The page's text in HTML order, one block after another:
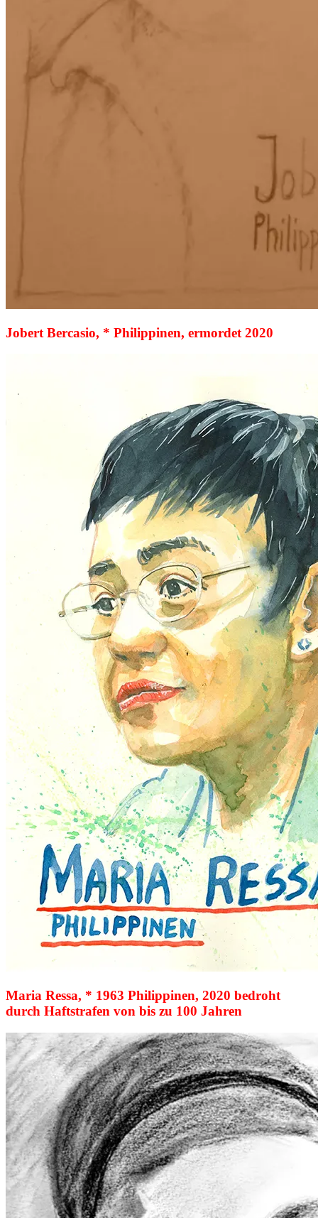
Jobert Bercasio, * Philippinen, ermordet 2020
Maria Ressa, * 1963 Philippinen, 2020 bedroht
durch Haftstrafen von bis zu 100 Jahren